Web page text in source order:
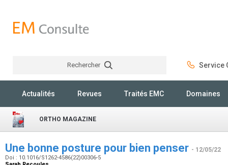
Rechercher Service
Actualités Revues Traités EMC Domaines
ORTHO MAGAZINE
Une bonne posture pour bien penser - 12/05/22
Doi : 10.1016/S1262-4586(22)00306-5